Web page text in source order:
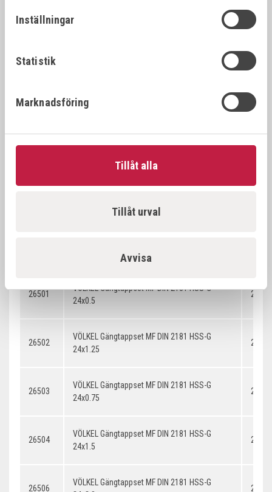
Inställningar
Statistik
Marknadsföring
Tillåt alla
Tillåt urval
Avvisa
26396
22x2.0
26397
26501
VÖLKEL Gängtappset MF DIN 2181 HSS-G
24x0.5
26502
VÖLKEL Gängtappset MF DIN 2181 HSS-G
24x1.25
26503
VÖLKEL Gängtappset MF DIN 2181 HSS-G
24x0.75
26504
VÖLKEL Gängtappset MF DIN 2181 HSS-G
24x1.5
26506
VÖLKEL Gängtappset MF DIN 2181 HSS-G